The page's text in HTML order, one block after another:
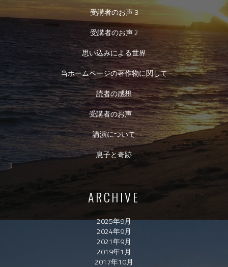
受講者のお声 3
受講者のお声 2
思い込みによる世界
当ホームページの著作物に関して
読者の感想
受講者のお声
講演について
息子と奇跡
ARCHIVE
2025年9月
2024年9月
2021年9月
2019年1月
2017年10月